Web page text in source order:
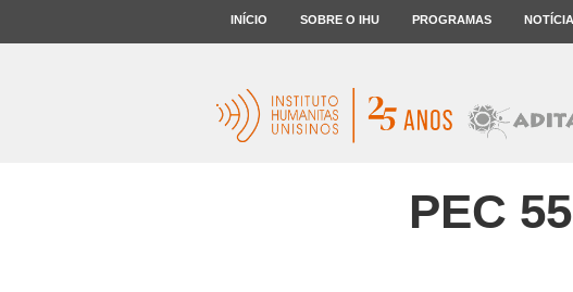
INÍCIO SOBRE O IHU PROGRAMAS
PEC